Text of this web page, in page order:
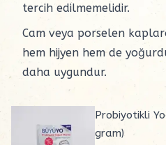
tercih edilmemelidir.
Cam veya porselen
hem hijyen hem de
daha uygundur.
Probiyotikli
gram)